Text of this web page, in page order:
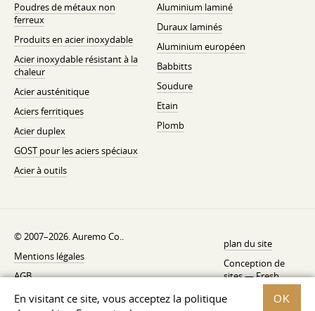
En visitant ce site, vous acceptez la politique
OK
Poudres de métaux non
ferreux
Produits en acier inoxydable
Acier inoxydable résistant à la
chaleur
Acier austénitique
Aciers ferritiques
Acier duplex
GOST pour les aciers spéciaux
Acier à outils
Aluminium laminé
Duraux laminés
Aluminium européen
Babbitts
Soudure
Etain
Plomb
© 2007–2026. Auremo Co..
Mentions légales
AGB
Politique de rétractation
plan du site
Conception de
sites —Fresh